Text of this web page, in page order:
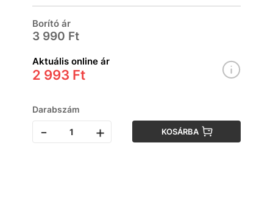
Borító ár
3 990 Ft
Aktuális online ár
2 993 Ft
Darabszám
- + KOSÁRBA